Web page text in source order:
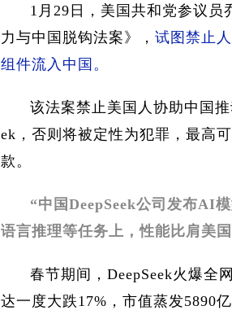
1月29日，美国共和党参议员
力与中国脱钩法案》， 试图禁止
组件流入中国。
该法案禁止美国人协助中国
ek，否则将被定性为犯罪，最高
款。
“中国DeepSeek公司发布AI
语言推理等任务上，性能比肩美
春节期间，DeepSeek火爆全
达一度大跌17%，市值蒸发5890